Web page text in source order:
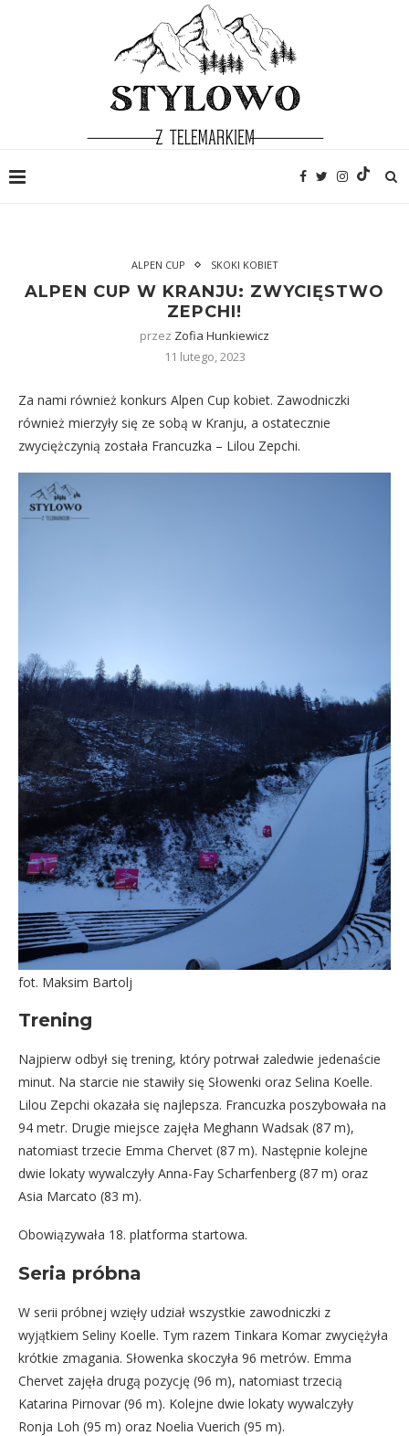
ALPEN CUP SKOKI KOBIET
ALPEN CUP W KRANJU: ZWYCIĘSTWO
ZEPCHI!
przez Zofia Hunkiewicz
11 lutego, 2023
Za nami również konkurs Alpen Cup kobiet. Zawodniczki
również mierzyły się ze sobą w Kranju, a ostatecznie
zwyciężczynią została Francuzka – Lilou Zepchi.
fot. Maksim Bartolj
Trening
Najpierw odbył się trening, który potrwał zaledwie jedenaście
minut. Na starcie nie stawiły się Słowenki oraz Selina Koelle.
Lilou Zepchi okazała się najlepsza. Francuzka poszybowała na
94 metr. Drugie miejsce zajęła Meghann Wadsak (87 m),
natomiast trzecie Emma Chervet (87 m). Następnie kolejne
dwie lokaty wywalczyły Anna-Fay Scharfenberg (87 m) oraz
Asia Marcato (83 m).
Obowiązywała 18. platforma startowa.
Seria próbna
W serii próbnej wzięły udział wszystkie zawodniczki z
wyjątkiem Seliny Koelle. Tym razem Tinkara Komar zwyciężyła
krótkie zmagania. Słowenka skoczyła 96 metrów. Emma
Chervet zajęła drugą pozycję (96 m), natomiast trzecią
Katarina Pirnovar (96 m). Kolejne dwie lokaty wywalczyły
Ronja Loh (95 m) oraz Noelia Vuerich (95 m).